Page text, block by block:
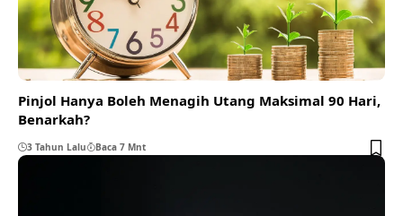
Pinjol Hanya Boleh Menagih Utang Maksimal 90 Hari,
Benarkah?
3 Tahun Lalu Baca 7 Mnt